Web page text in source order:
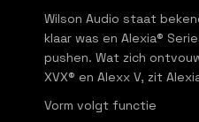
Wilson Audio staat
klaar was en Alexia®
pushen. Wat zich
XVX® en Alexx V, zit
Vorm volgt functie